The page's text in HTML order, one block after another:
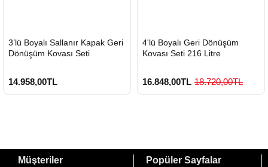
HIZLI
GÖNDERİ
3’lü Boyalı Sallanır Kapak Geri
Dönüşüm Kovası Seti
14.958,00TL
HIZLI
GÖNDERİ
4'lü Boyalı Geri Dönüşüm
Kovası Seti 216 Litre
16.848,00TL 18.720,00TL
Müşteriler Popüler Sayfalar